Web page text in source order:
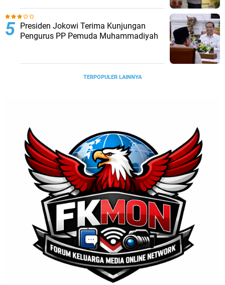
Presiden Jokowi Terima Kunjungan
Pengurus PP Pemuda Muhammadiyah
TERPOPULER LAINNYA